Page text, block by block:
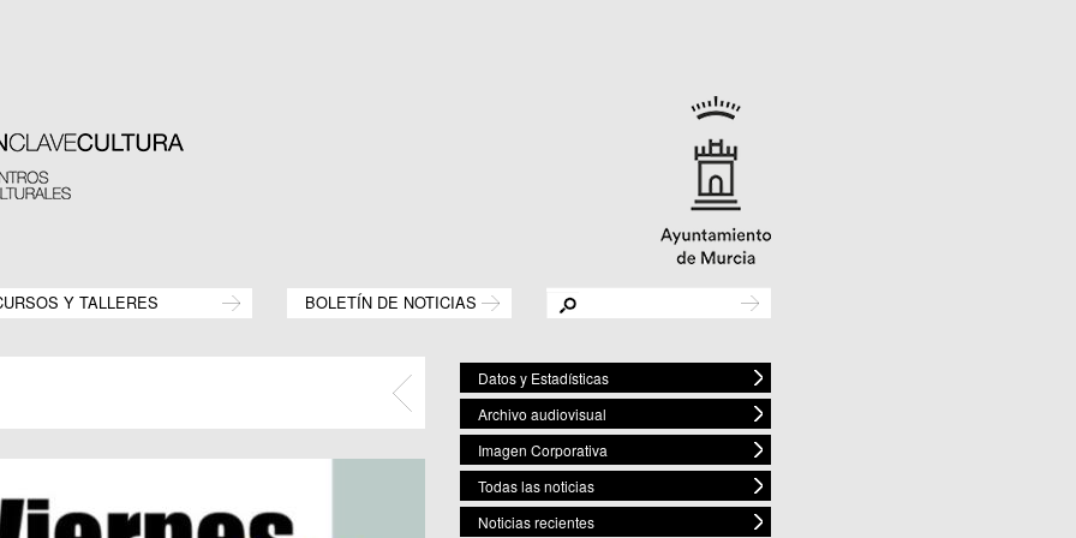
Y TALLERES BOLETÍN DE NOTICIAS
Datos y Estadísticas
Archivo audiovisual
Imagen Corporativa
Todas las noticias
Noticias recientes